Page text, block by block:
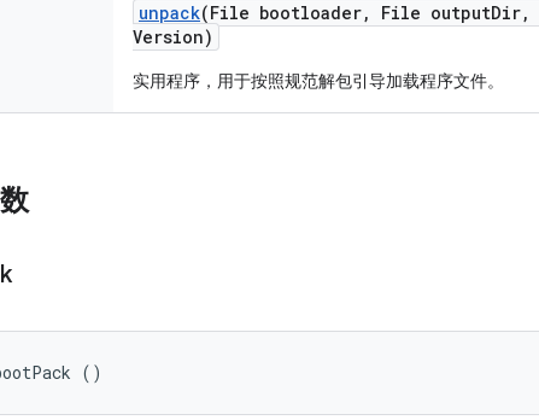
unpack(File bootloader, File outputDir,
Version)
实用程序，用于按照规范解包引导加载程序文件。
()